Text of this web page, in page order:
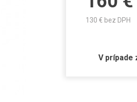
130 € bez DPH
V prípade